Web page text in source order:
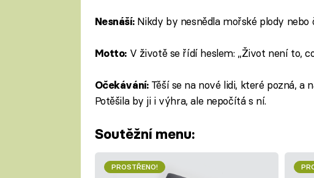
Nesnáší: Nikdy by nesnědla mořské plody nebo
Motto: V životě se řídí heslem: „Život není to,
Očekávání: Těší se na nové lidi, které pozná, a
Potěšila by ji i výhra, ale nepočítá s ní.
Soutěžní menu:
PROSTŘENO!